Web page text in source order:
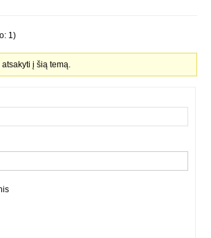
1)
į šią temą.